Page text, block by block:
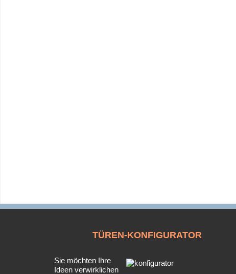
TÜREN-KONFIGURATOR
Sie möchten Ihre
Ideen verwirklichen